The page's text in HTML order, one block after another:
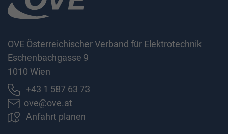
OVE Österreichischer Verband für Elektrotechnik
Eschenbachgasse 9
1010 Wien
+43 1 587 63 73
ove@ove.at
Anfahrt planen